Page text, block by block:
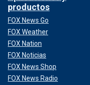
productos
FOX News Go
FOX Weather
FOX Nation
FOX Noticias
FOX News Shop
FOX News Radio